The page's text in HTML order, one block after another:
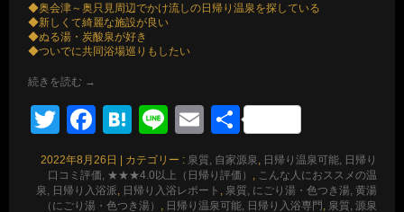
◆奥会津～奥只見周辺でかけ流しの日帰り温泉を探している
◆新しくて綺麗な施設が良い
◆ぬる湯・炭酸泉が好き
◆ついでに共同浴場巡りもしたい
続きを読む →
Twitter
Facebook
Hatena
LineEmail
共
有
2022年8月26日 | カテゴリー : 泉質, 自家源泉
日帰り温泉可能, 日帰り
口コミ評価, ★★★4.0以上（日帰り評価）
こんな人におススメの温
泉, 日帰り入浴派
日帰り入浴レポート
泉質, にごり湯・色つき湯, 黄湯
（にごり湯・色つき湯）
日帰り温泉可能, 日帰り入浴専門 泉質, 源泉